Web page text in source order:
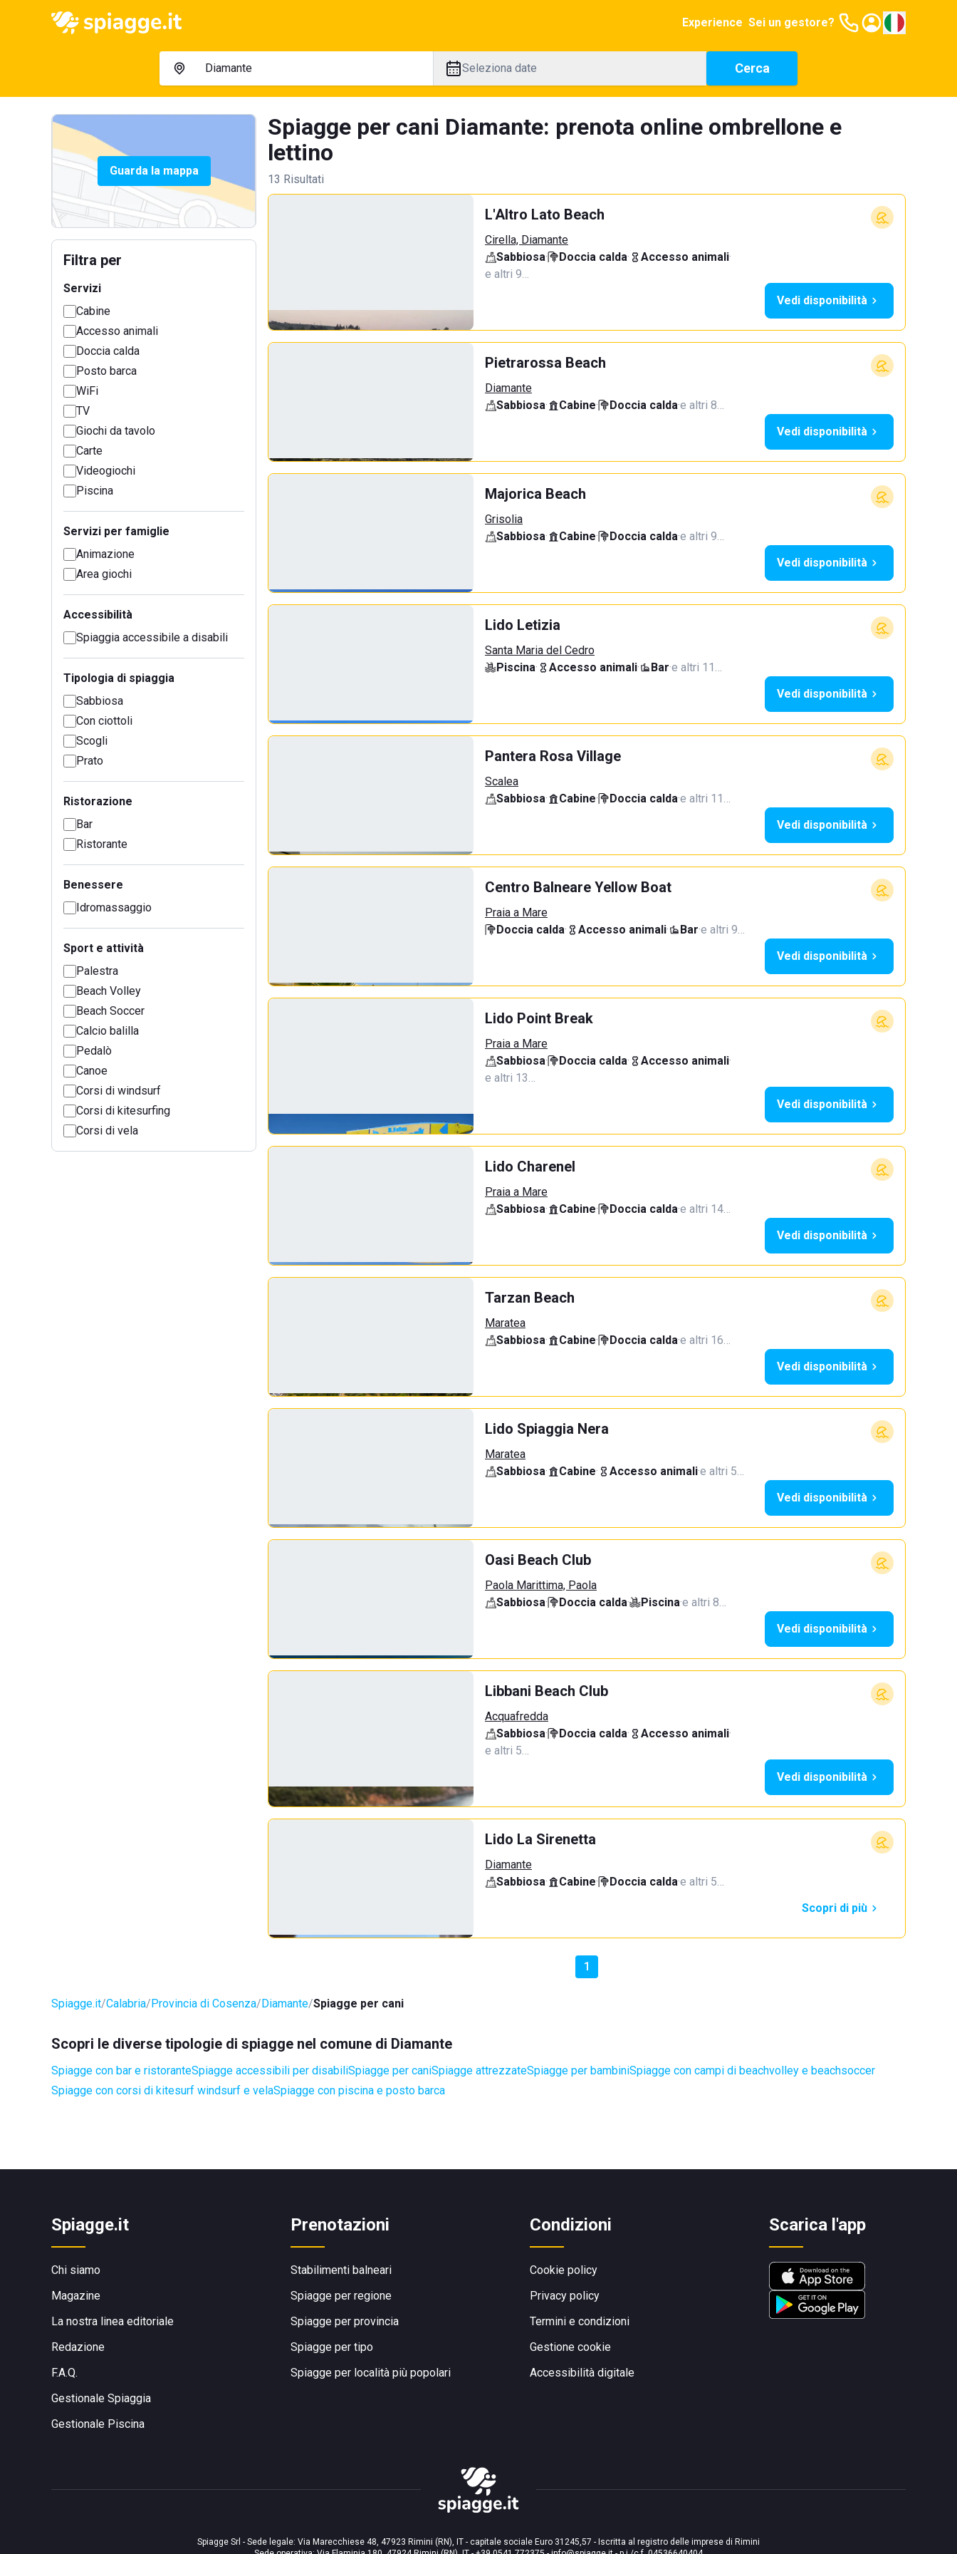
Experience Sei un gestore?
Seleziona date Cerca
Guarda la mappa
Filtra per
Servizi
Cabine
Accesso animali
Doccia calda
Posto barca
WiFi
TV
Giochi da tavolo
Carte
Videogiochi
Piscina
Servizi per famiglie
Animazione
Area giochi
Accessibilità
Spiaggia accessibile a disabili
Tipologia di spiaggia
Sabbiosa
Con ciottoli
Scogli
Prato
Ristorazione
Bar
Ristorante
Benessere
Idromassaggio
Sport e attività
Palestra
Beach Volley
Beach Soccer
Calcio balilla
Pedalò
Canoe
Corsi di windsurf
Corsi di kitesurfing
Corsi di vela
Spiagge per cani Diamante: prenota online ombrellone e
lettino
13 Risultati
L'Altro Lato Beach
Cirella, Diamante
Sabbiosa· Doccia calda· Accesso animali·
e altri 9…
Vedi disponibilità
Pietrarossa Beach
Diamante
Sabbiosa· Cabine· Doccia calda·e altri 8…
Vedi disponibilità
Majorica Beach
Grisolia
Sabbiosa· Cabine· Doccia calda·e altri 9…
Vedi disponibilità
Lido Letizia
Santa Maria del Cedro
Piscina· Accesso animali· Bar·e altri 11…
Vedi disponibilità
Pantera Rosa Village
Scalea
Sabbiosa· Cabine· Doccia calda·e altri 11…
Vedi disponibilità
Centro Balneare Yellow Boat
Praia a Mare
Doccia calda· Accesso animali· Bar·e altri 9…
Vedi disponibilità
Lido Point Break
Praia a Mare
Sabbiosa· Doccia calda· Accesso animali·
e altri 13…
Vedi disponibilità
Lido Charenel
Praia a Mare
Sabbiosa· Cabine· Doccia calda·e altri 14…
Vedi disponibilità
Tarzan Beach
Maratea
Sabbiosa· Cabine· Doccia calda·e altri 16…
Vedi disponibilità
Lido Spiaggia Nera
Maratea
Sabbiosa· Cabine· Accesso animali·e altri 5…
Vedi disponibilità
Oasi Beach Club
Paola Marittima, Paola
Sabbiosa· Doccia calda· Piscina·e altri 8…
Vedi disponibilità
Libbani Beach Club
Acquafredda
Sabbiosa· Doccia calda· Accesso animali·
e altri 5…
Vedi disponibilità
Lido La Sirenetta
Diamante
Sabbiosa· Cabine· Doccia calda·e altri 5…
Scopri di più
1
Spiagge.it Calabria Provincia di Cosenza Diamante Spiagge per cani
Scopri le diverse tipologie di spiagge nel comune di Diamante
Spiagge con bar e ristoranteSpiagge accessibili per disabiliSpiagge per caniSpiagge attrezzateSpiagge per bambiniSpiagge con campi di beachvolley e beachsoccer
Spiagge con corsi di kitesurf windsurf e velaSpiagge con piscina e posto barca
Spiagge.it
Chi siamo
Magazine
La nostra linea editoriale
Redazione
F.A.Q.
Gestionale Spiaggia
Gestionale Piscina
Prenotazioni
Stabilimenti balneari
Spiagge per regione
Spiagge per provincia
Spiagge per tipo
Spiagge per località più popolari
Condizioni
Cookie policy
Privacy policy
Termini e condizioni
Gestione cookie
Accessibilità digitale
Scarica l'app
Spiagge Srl - Sede legale: Via Marecchiese 48, 47923 Rimini (RN), IT - capitale sociale Euro 31245,57 - Iscritta al registro delle imprese di Rimini